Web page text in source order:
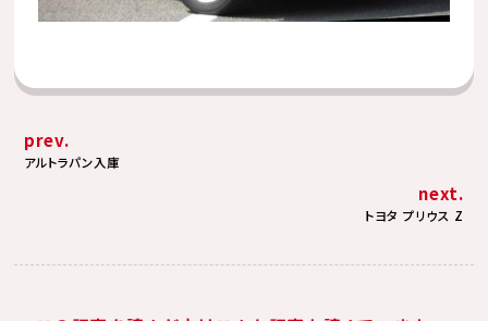
prev.
アルトラパン入庫
next.
トヨタ プリウス Z